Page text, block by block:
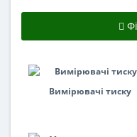
Вимірювачі тиску